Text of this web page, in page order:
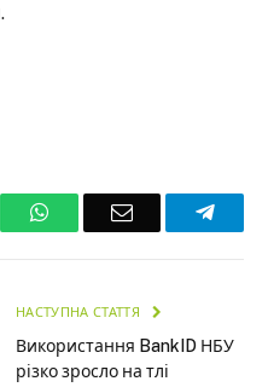
WhatsAppEmail
НАСТУПНА СТАТТЯ
Використання BankID НБУ
різко зросло на тлі